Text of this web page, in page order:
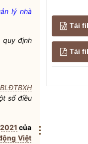
lý nhà
quy định
số điều
của
Việt
Tải
Tải
⋮